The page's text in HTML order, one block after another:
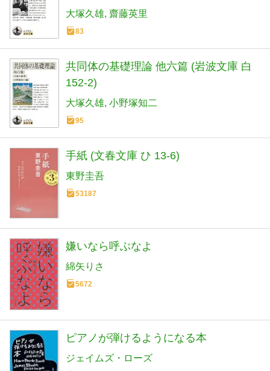
大塚久雄 齋藤英里
83
共同体の基礎理論 他六篇 (岩波文庫 白
152-2)
大塚久雄 小野塚知二
95
手紙 (文春文庫 ひ 13-6)
東野圭吾
53187
嫌いなら呼ぶなよ
綿矢りさ
5672
ピアノが弾けるようになる本
ジェイムズ・ローズ